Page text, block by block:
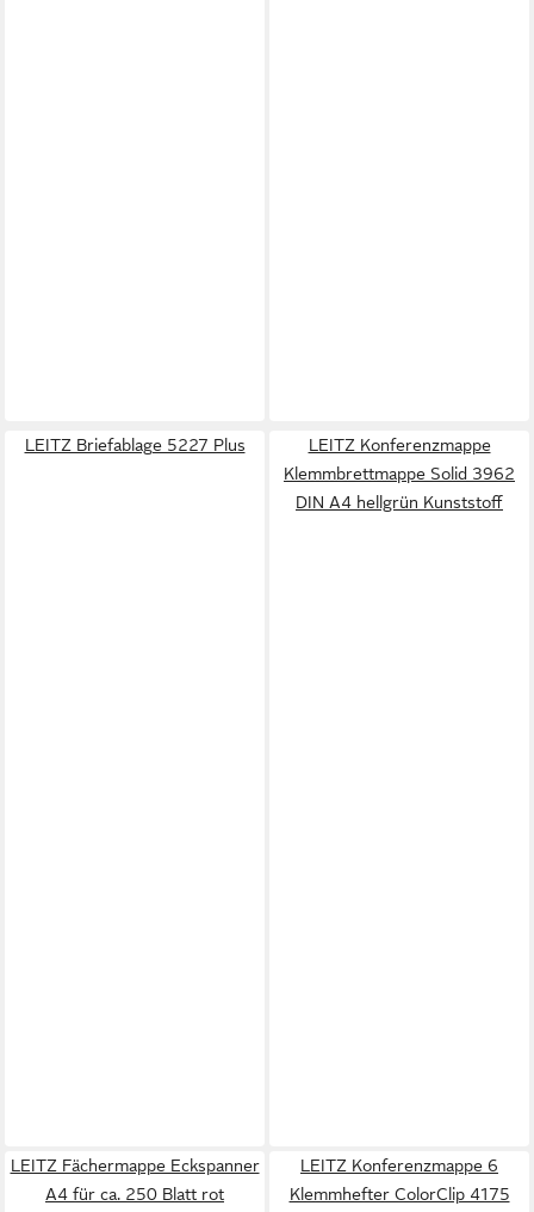
LEITZ Briefablage 5227 Plus
LEITZ Konferenzmappe
Klemmbrettmappe Solid 3962
DIN A4 hellgrün Kunststoff
LEITZ Fächermappe Eckspanner
A4 für ca. 250 Blatt rot
LEITZ Konferenzmappe 6
Klemmhefter ColorClip 4175